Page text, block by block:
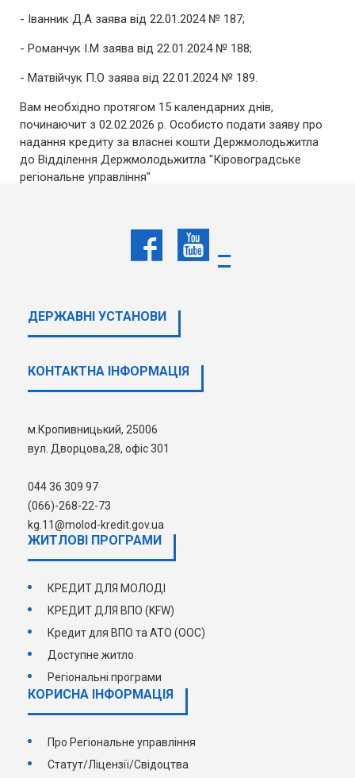
- Іванник Д.А заява від 22.01.2024 № 187;
- Романчук І.М заява від 22.01.2024 № 188;
- Матвійчук П.О заява від 22.01.2024 № 189.
Вам необхідно протягом 15 календарних днів,
починаючит з 02.02.2026 р. Особисто подати заяву про
надання кредиту за власнеі кошти Держмолодьжитла
до Відділення Держмолодьжитла "Кіровоградське
регіональне управління"
звернутись до ВідділенняДержмолодьжитла
Кіровоградське регіональне управління" з відповідною
Важливо при подання заяви громадяни повинні надлати
паспорт та інші документим які додаються до заяви.
ДЕРЖАВНI УСТАНОВИ
КОНТАКТНА ІНФОРМАЦІЯ
м.Кропивницький, 25006
вул. Дворцова,28, офіс 301
044 36 309 97
(066)-268-22-73
kg.11@molod-kredit.gov.ua
ЖИТЛОВІ ПРОГРАМИ
КРЕДИТ ДЛЯ МОЛОДІ
КРЕДИТ ДЛЯ ВПО (KFW)
Кредит для ВПО та АТО (ООС)
Доступне житло
Регіональні програми
КОРИСНА ІНФОРМАЦІЯ
Про Регіональне управління
Статут/Ліцензії/Свідоцтва